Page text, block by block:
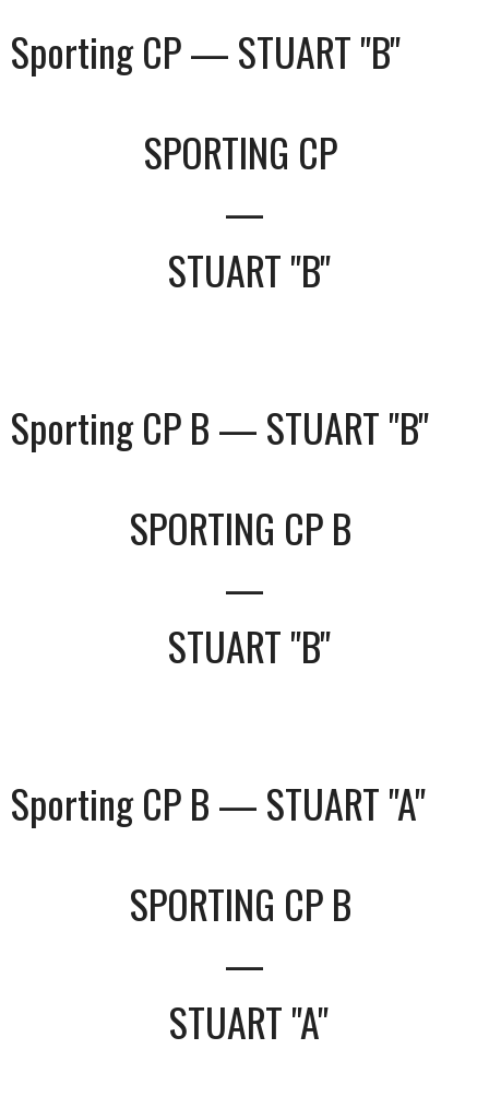
Sporting CP — STUART "B"
SPORTING CP
—
STUART "B"
Sporting CP B — STUART "B"
SPORTING CP B
—
STUART "B"
Sporting CP B — STUART "A"
SPORTING CP B
—
STUART "A"